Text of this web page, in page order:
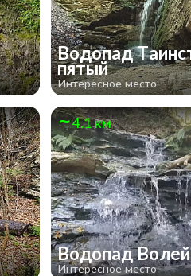
Водопад
пятый
Интересное место
4.1 км
Водопад
Интересное место